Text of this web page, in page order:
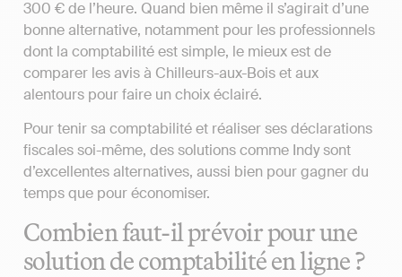
300 € de l’heure. Quand bien même il s’agirait d’une
bonne alternative, notamment pour les professionnels
dont la comptabilité est simple, le mieux est de
comparer les avis à Chilleurs-aux-Bois et aux
alentours pour faire un choix éclairé.
Pour tenir sa comptabilité et réaliser ses déclarations
fiscales soi-même, des solutions comme Indy sont
d’excellentes alternatives, aussi bien pour gagner du
temps que pour économiser.
Combien faut-il prévoir pour une
solution de comptabilité en ligne ?